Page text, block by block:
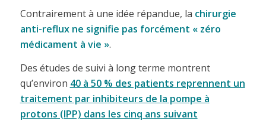
Contrairement à une idée répandue, la chirurgie
anti-reflux ne signifie pas forcément « zéro
médicament à vie ».
Des études de suivi à long terme montrent
qu’environ 40 à 50 % des patients reprennent un
traitement par inhibiteurs de la pompe à
protons (IPP) dans les cinq ans suivant